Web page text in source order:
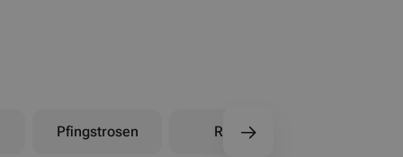
Pfingstrosen Rosen